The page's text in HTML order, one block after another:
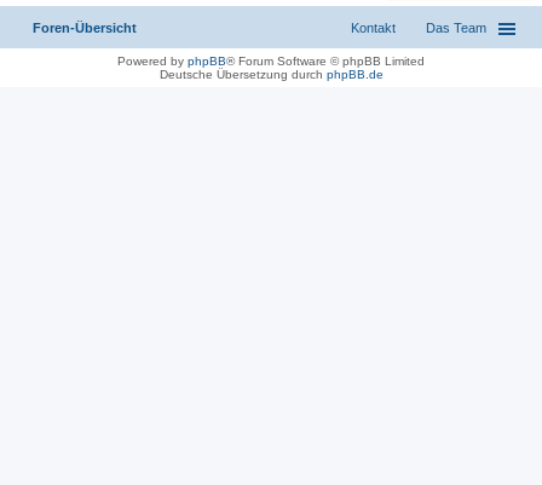
Foren-Übersicht Das Team
Kontakt
Powered by phpBB® Forum Software © phpBB Limited
Deutsche Übersetzung durch phpBB.de